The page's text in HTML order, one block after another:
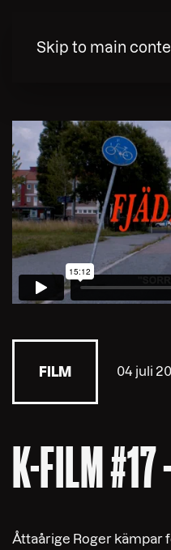
Skip to main
FILM 04 juli
K-FILM #17
Åttaårige Roger kämpar